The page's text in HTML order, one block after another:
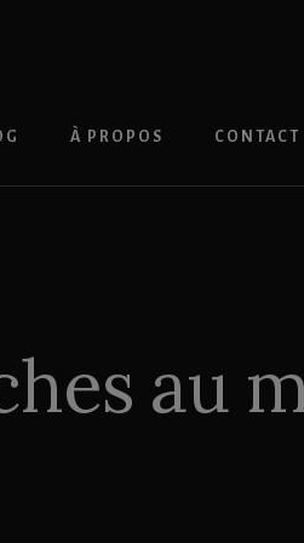
À PROPOS CONTACT
au